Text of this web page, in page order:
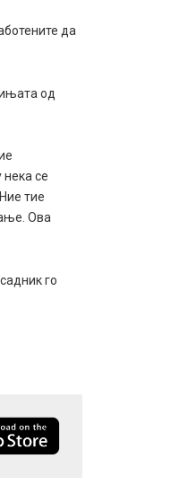
да
од
се
тие
Ова
го